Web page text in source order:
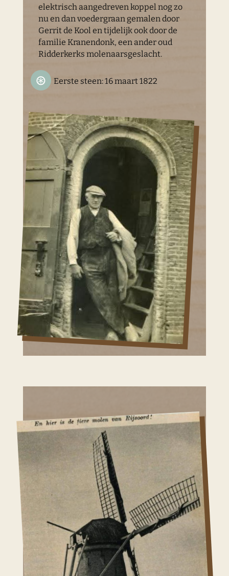
elektrisch aangedreven koppel nog zo
nu en dan voedergraan gemalen door
Gerrit de Kool en tijdelijk ook door de
familie Kranendonk, een ander oud
Ridderkerks molenaarsgeslacht.
Eerste steen: 16 maart 1822